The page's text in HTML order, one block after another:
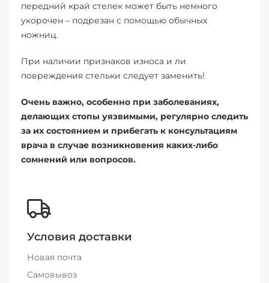
передний край стелек может быть немного
укорочен – подрезан с помощью обычных
ножниц.
При наличии признаков износа и ли
повреждения стельки следует заменить!
Очень важно, особенно при заболеваниях,
делающих стопы уязвимыми, регулярно следить
за их состоянием и прибегать к консультациям
врача в случае возникновения каких-либо
сомнений или вопросов.
Условия доставки
Новая почта
Самовывоз